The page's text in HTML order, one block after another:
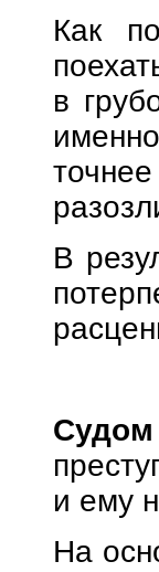
Как
в
В
Судом
и ему
На